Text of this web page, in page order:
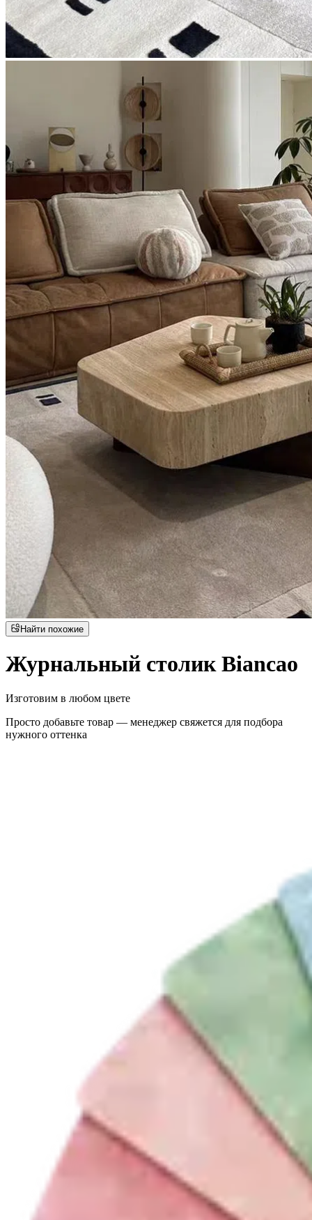
Найти похожие
Журнальный столик Biancao
Изготовим в любом цвете
Просто добавьте товар — менеджер свяжется для подбора
нужного оттенка